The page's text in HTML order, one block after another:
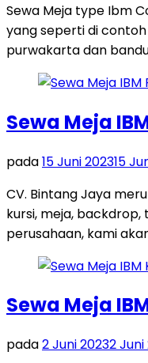
Sewa Meja type Ibm
yang seperti di
purwakarta dan
Sewa Meja
pada15 Juni 202315
CV. Bintang Jaya
kursi, meja,
perusahaan, kami
Sewa Meja
pada2 Juni 20232 Juni